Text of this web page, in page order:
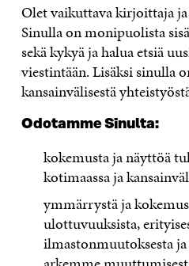
Olet vaikuttava kirjoittaja
Sinulla on monipuolista
sekä kykyä ja halua etsiä
viestintään. Lisäksi sinulla
kansainvälisestä
Odotamme Sinulta:
kokemusta ja näyttöä
kotimaassa ja
ymmärrystä ja
ulottuvuuksista,
ilmastonmuutoksesta